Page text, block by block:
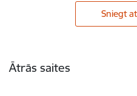
Sniegt
Ātrās saites